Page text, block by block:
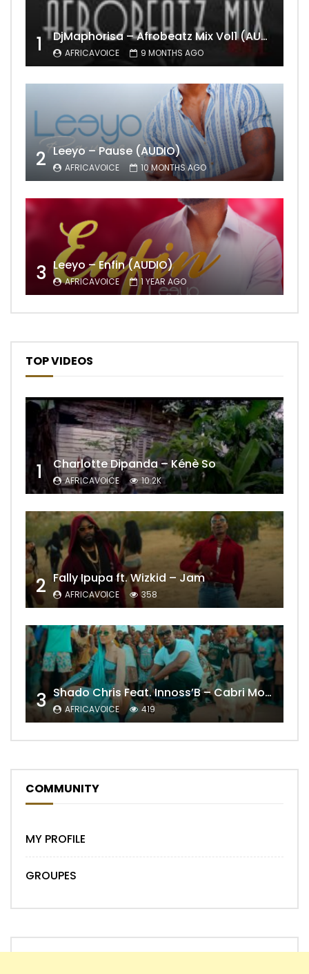
1 DjMaphorisa – Afrobeatz Mix Vol1 (AUDIO)
AFRICAVOICE 9 MONTHS AGO
2 Leeyo – Pause (AUDIO)
AFRICAVOICE 10 MONTHS AGO
3 Leeyo – Enfin (AUDIO)
AFRICAVOICE 1 YEAR AGO
TOP VIDEOS
1 Charlotte Dipanda – Kénè So
AFRICAVOICE 10.2K
2 Fally Ipupa ft. Wizkid – Jam
AFRICAVOICE 358
3 Shado Chris Feat. Innoss’B – Cabri Mort (Remix)
AFRICAVOICE 419
COMMUNITY
MY PROFILE
GROUPES